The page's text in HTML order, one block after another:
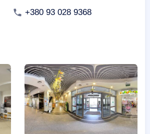
+380 93 028 9368